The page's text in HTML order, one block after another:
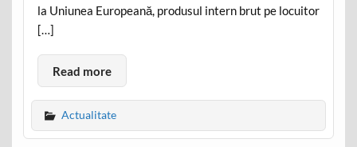
la Uniunea Europeană, produsul intern brut pe locuitor
[…]
Read more
Actualitate